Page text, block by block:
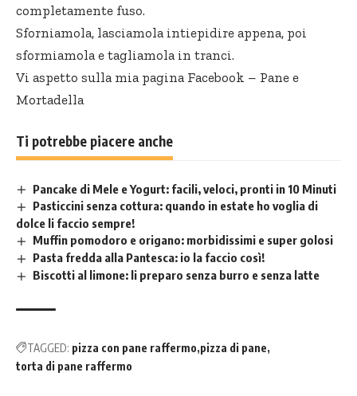
completamente fuso.
Sforniamola, lasciamola intiepidire appena, poi
sformiamola e tagliamola in tranci.
Vi aspetto sulla mia pagina Facebook – Pane e
Mortadella
Ti potrebbe piacere anche
Pancake di Mele e Yogurt: facili, veloci, pronti in 10 Minuti
Pasticcini senza cottura: quando in estate ho voglia di
dolce li faccio sempre!
Muffin pomodoro e origano: morbidissimi e super golosi
Pasta fredda alla Pantesca: io la faccio così!
Biscotti al limone: li preparo senza burro e senza latte
TAGGED: pizza con pane raffermo pizza di pane
torta di pane raffermo